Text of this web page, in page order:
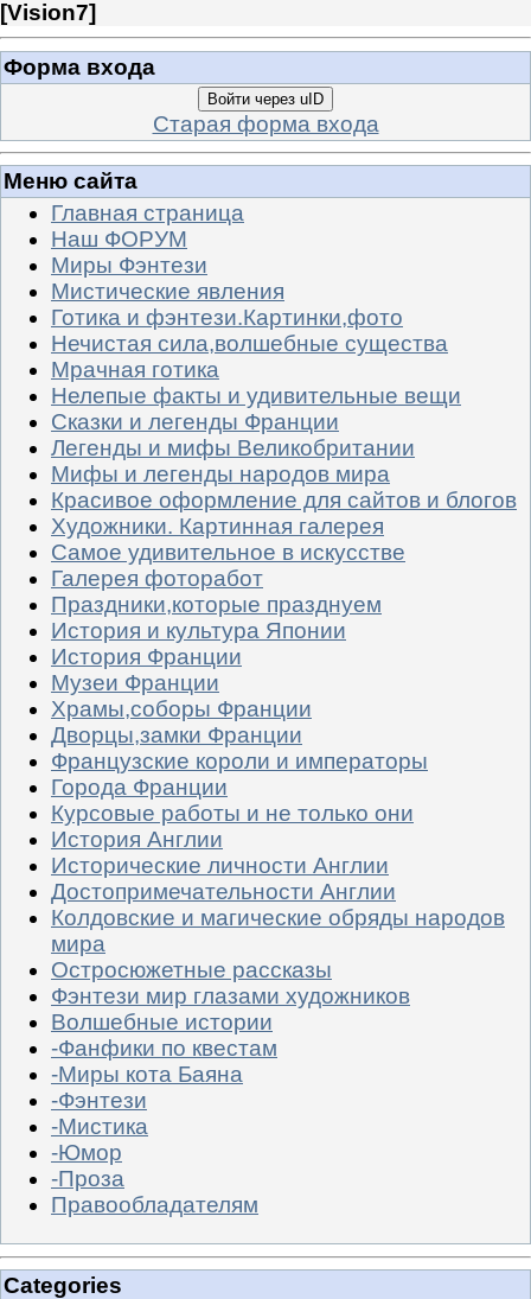
[Vision7]
Форма входа
Войти через uID
Старая форма входа
Меню сайта
Главная страница
Наш ФОРУМ
Миры Фэнтези
Мистические явления
Готика и фэнтези.Картинки,фото
Нечистая сила,волшебные существа
Мрачная готика
Нелепые факты и удивительные вещи
Сказки и легенды Франции
Легенды и мифы Великобритании
Мифы и легенды народов мира
Красивое оформление для сайтов и блогов
Художники. Картинная галерея
Самое удивительное в искусстве
Галерея фоторабот
Праздники,которые празднуем
История и культура Японии
История Франции
Музеи Франции
Храмы,соборы Франции
Дворцы,замки Франции
Французские короли и императоры
Города Франции
Курсовые работы и не только они
История Англии
Исторические личности Англии
Достопримечательности Англии
Колдовские и магические обряды народов
мира
Остросюжетные рассказы
Фэнтези мир глазами художников
Волшебные истории
-Фанфики по квестам
-Миры кота Баяна
-Фэнтези
-Мистика
-Юмор
-Проза
Правообладателям
Categories